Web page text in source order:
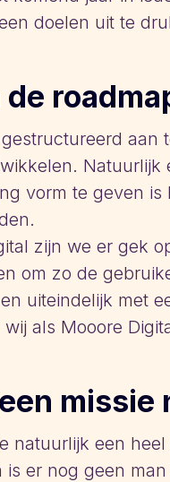
doelen uit te
aan
Natuurlijk
vorm te geven
zijn we er gek
om zo de
uiteindelijk met
als Mooore
missie
natuurlijk een
is er nog geen